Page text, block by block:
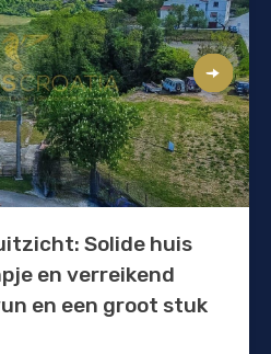
Solide huis
en verreikend
en een groot stuk